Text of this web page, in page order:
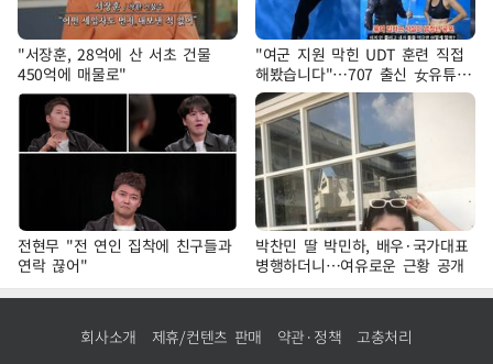
"서장훈, 28억에 산 서초 건물
450억에 매물로"
"여군 지원 막힌 UDT 훈련 직접
해봤습니다"…707 출신 女유튜버
'완벽 소화'
전현무 "전 연인 집착에 친구들과
연락 끊어"
박찬민 딸 박민하, 배우·국가대표
병행하더니…여유로운 근황 공개
회사소개 제휴/컨텐츠 판매 약관·정책 고충처리